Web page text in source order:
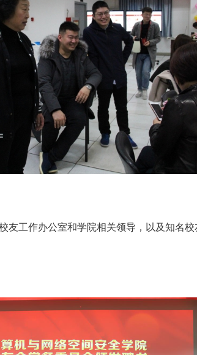
友工作办公室和学院相关领导， 以及知名校